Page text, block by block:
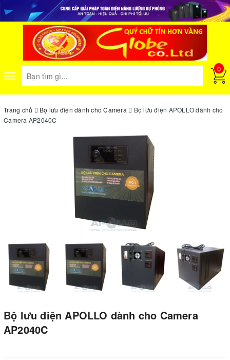
Toggle
navigation
0
Trang chủ Bộ lưu điện dành cho Camera
Bộ lưu điện APOLLO dành cho
Camera AP2040C
Bộ lưu điện APOLLO dành cho Camera
AP2040C